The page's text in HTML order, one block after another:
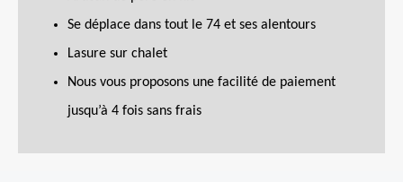
Se déplace dans tout le 74 et ses alentours
Lasure sur chalet
Nous vous proposons une facilité de paiement
jusqu’à 4 fois sans frais